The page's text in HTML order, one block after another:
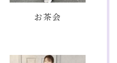
お茶会